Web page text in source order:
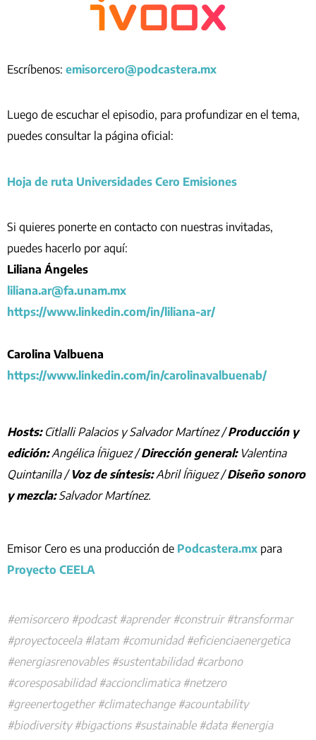
Escríbenos: emisorcero@podcastera.mx
Luego de escuchar el episodio, para profundizar en el tema,
puedes consultar la página oficial:
Hoja de ruta Universidades Cero Emisiones
Si quieres ponerte en contacto con nuestras invitadas,
puedes hacerlo por aquí:
Liliana Ángeles
liliana.ar@fa.unam.mx
https://www.linkedin.com/in/liliana-ar/
Carolina Valbuena
https://www.linkedin.com/in/carolinavalbuenab/
Hosts:Citlalli Palacios y Salvador Martínez /Producción y
edición:Angélica Íñiguez /Dirección general:Valentina
Quintanilla / Voz de síntesis:Abril Íñiguez /Diseño sonoro
y mezcla:Salvador Martínez.
Emisor Cero es una producción de Podcastera.mx para
Proyecto CEELA
#emisorcero #podcast #aprender #construir #transformar
#proyectoceela #latam #comunidad #eficienciaenergetica
#energiasrenovables #sustentabilidad #carbono
#coresposabilidad #accionclimatica #netzero
#greenertogether #climatechange #acountability
#biodiversity #bigactions #sustainable #data #energia